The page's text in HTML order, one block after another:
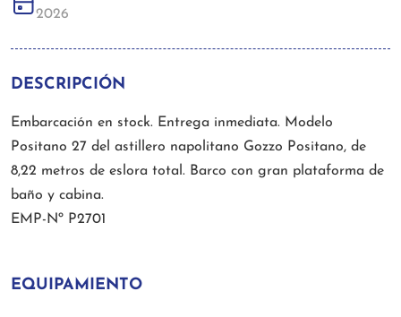
2026
DESCRIPCIÓN
Embarcación en stock. Entrega inmediata. Modelo
Positano 27 del astillero napolitano Gozzo Positano, de
8,22 metros de eslora total. Barco con gran plataforma de
baño y cabina.
EMP-Nº P2701
EQUIPAMIENTO